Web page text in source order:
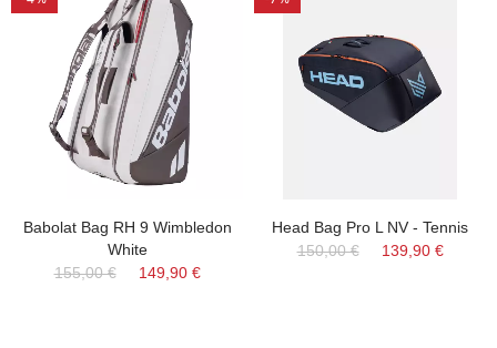
Babolat Bag RH 9 Wimbledon
White
155,00 €
149,90 €
Head Bag Pro L NV - Tennis
150,00 €
139,90 €